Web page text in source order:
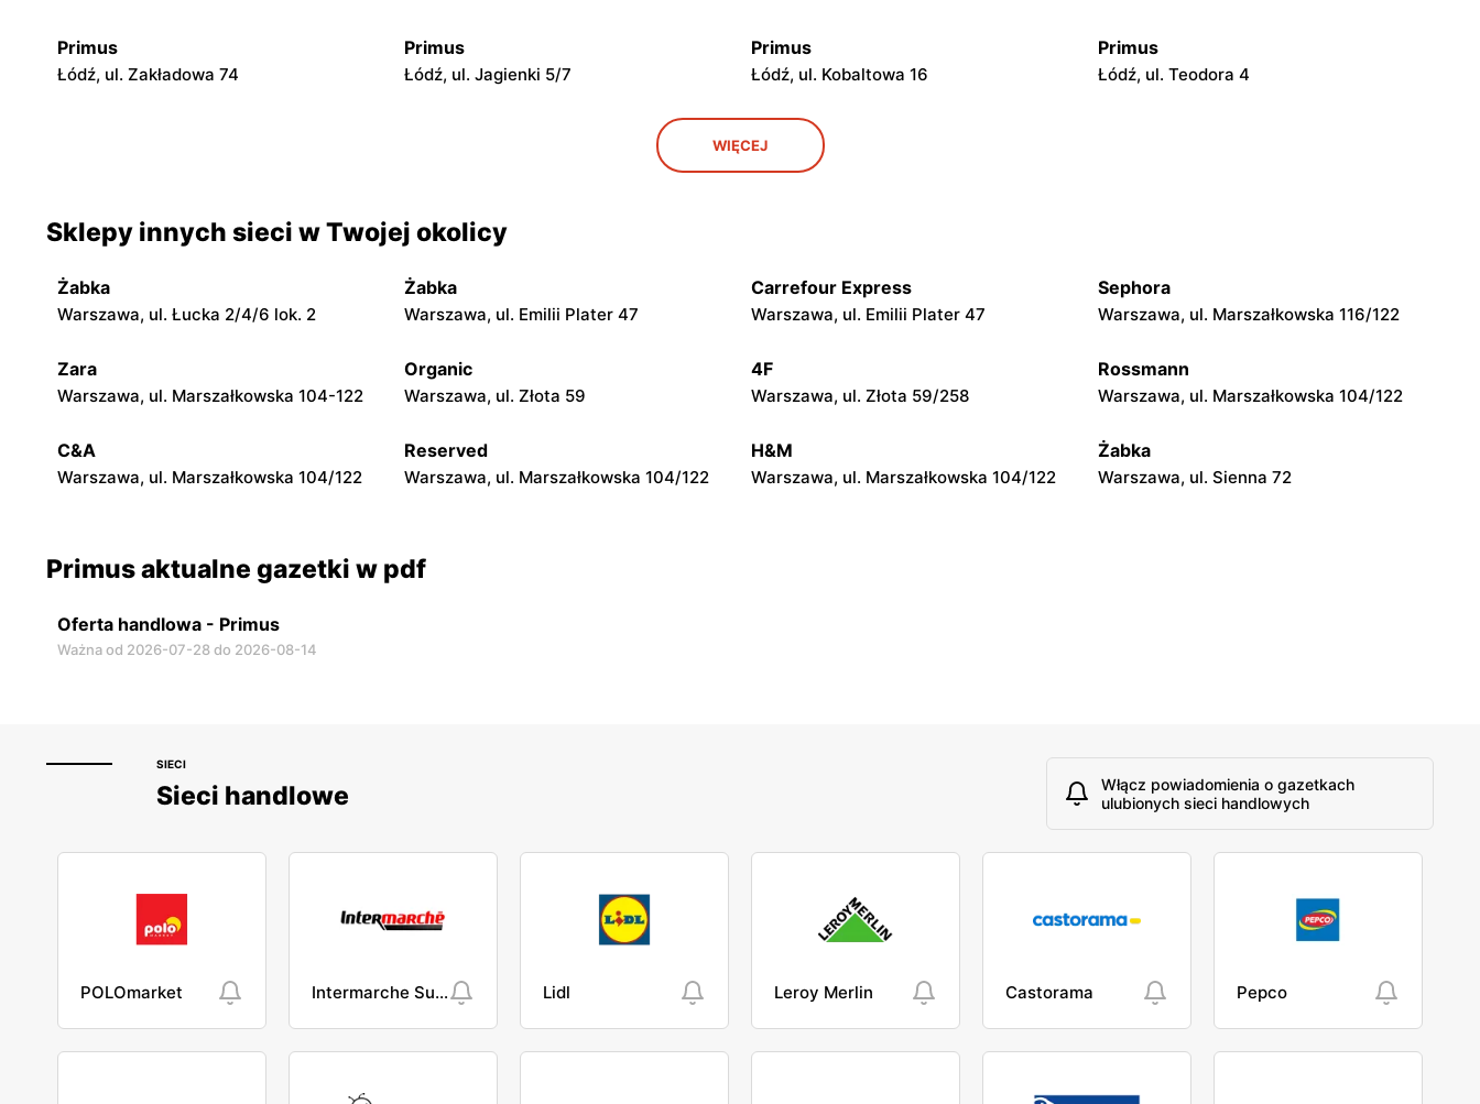
Primus
Łódź, ul. Zakładowa 74
Primus
Łódź, ul. Jagienki 5/7
Primus
Łódź, ul. Kobaltowa 16
Primus
Łódź, ul. Teodora 4
Primus
Zgierz, ul. Ks. Szczepana Rembowskiego
63
Primus Primus
Primus Primus Primus Primus
Warszawskiego 5
Zgierz, ul. Parzęczewska 32 Łódź, ul. Karpia 65/67 Łódź, ul. Mazurska 21 Łódź, ul. Piotrkowska 317
WIĘCEJ
Sklepy innych sieci w Twojej okolicy
Żabka
Warszawa, ul. Łucka 2/4/6 lok. 2
Żabka
Warszawa, ul. Emilii Plater 47
Carrefour Express
Warszawa, ul. Emilii Plater 47
Sephora
Warszawa, ul. Marszałkowska 116/122
Zara
Warszawa, ul. Marszałkowska 104-122
Organic
Warszawa, ul. Złota 59
4F
Warszawa, ul. Złota 59/258
Rossmann
Warszawa, ul. Marszałkowska 104/122
C&A
Warszawa, ul. Marszałkowska 104/122
Reserved
Warszawa, ul. Marszałkowska 104/122
H&M
Warszawa, ul. Marszałkowska 104/122
Żabka
Warszawa, ul. Sienna 72
Primus aktualne gazetki w pdf
Oferta handlowa - Primus
Ważna od 2026-07-28 do 2026-08-14
SIECI
Sieci handlowe
Włącz powiadomienia o gazetkach
ulubionych sieci handlowych
POLOmarket Intermarche Super Lidl Leroy Merlin Castorama Pepco